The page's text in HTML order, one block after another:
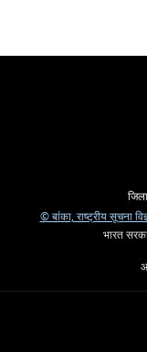
© बांका, राष्ट्रीय सूचना
भारत